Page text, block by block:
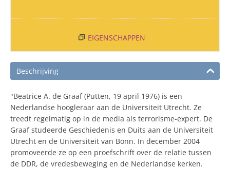
EIGENSCHAPPEN
Beschrijving
"Beatrice A. de Graaf (Putten, 19 april 1976) is een
Nederlandse hoogleraar aan de Universiteit Utrecht. Ze
treedt regelmatig op in de media als terrorisme-expert. De
Graaf studeerde Geschiedenis en Duits aan de Universiteit
Utrecht en de Universiteit van Bonn. In december 2004
promoveerde ze op een proefschrift over de relatie tussen
de DDR, de vredesbeweging en de Nederlandse kerken.